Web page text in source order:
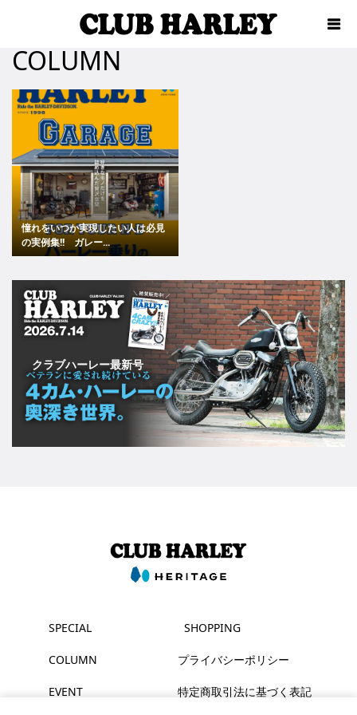
COLUMN
憧れをいつか実現したい人は必見
の実例集!! ガレー...
クラブハーレー最新号
SPECIAL
COLUMN
EVENT
SHOPPING
プライバシーポリシー
特定商取引法に基づく表記